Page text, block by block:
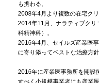
も携わる。
2008年4月より複数の在宅ク
2014年11月、ナラティブクリ
科精神科）。
2016年4月、セイルズ産業医
に寄り添ってベストな治療方針
2016年に産業医事務所を開設
すべく小規模事業者にも産業